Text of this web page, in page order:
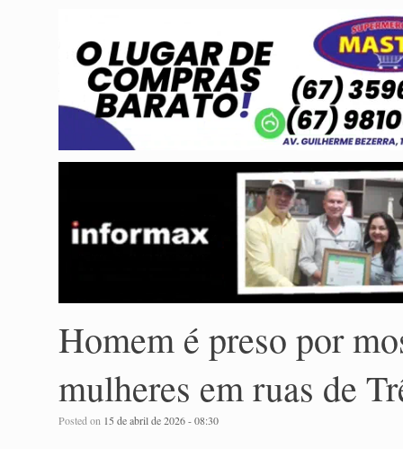
Homem é preso por
mulheres em ruas de
Posted on 15 de abril de 2026 - 08:30